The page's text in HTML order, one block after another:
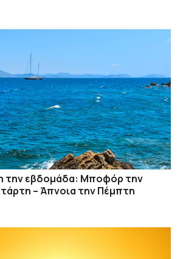
την εβδομάδα: Μποφόρ την
– Άπνοια την Πέμπτη